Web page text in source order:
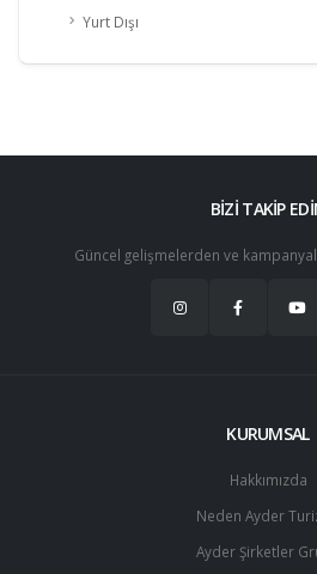
Yurt Dışı
BİZİ TAKİP
Güncel gelişmelerden ve
KURUMSAL
Hakkımızda
Neden Ayder
Ayder Şirketler